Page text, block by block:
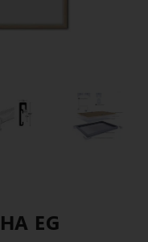
EG